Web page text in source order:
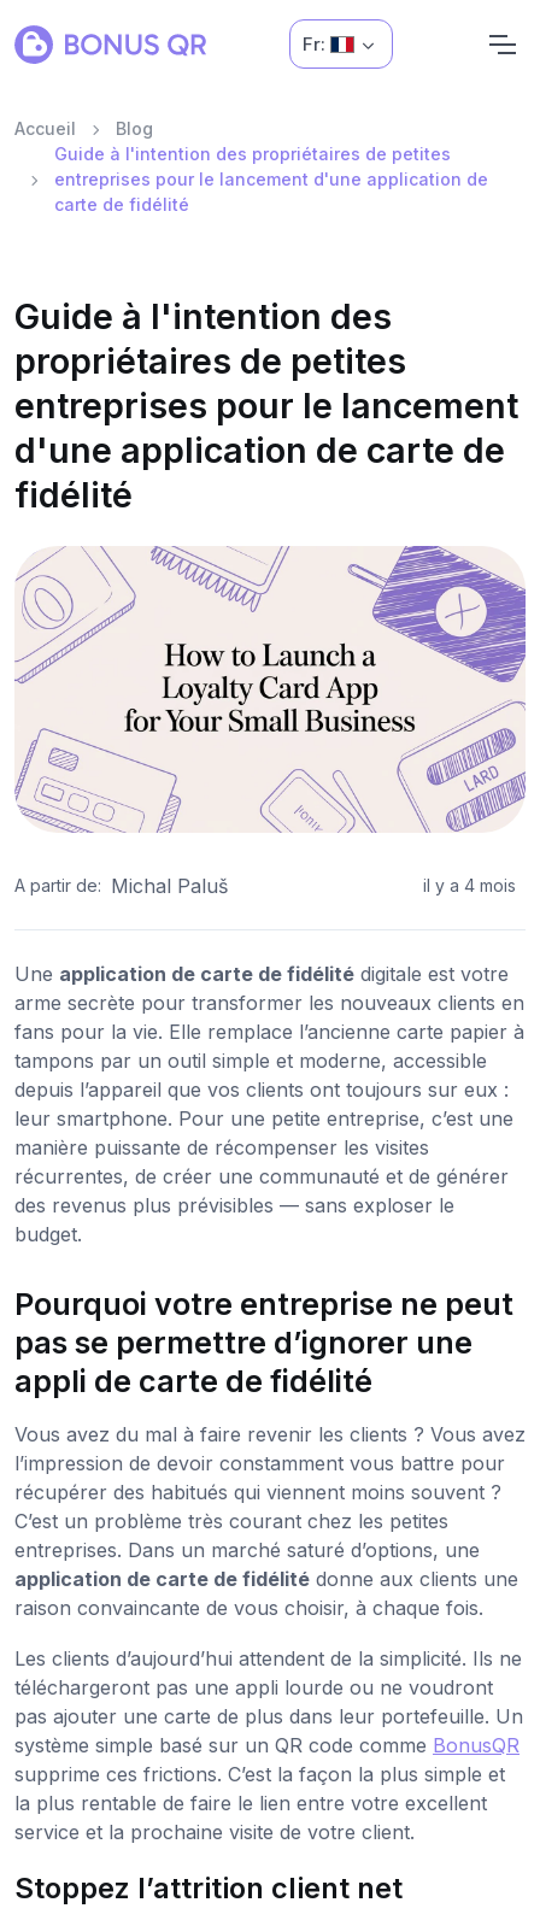
Fr:
Accueil
Blog
Guide à l'intention des propriétaires de petites
entreprises pour le lancement d'une application de
carte de fidélité
Guide à l'intention des
propriétaires de petites
entreprises pour le lancement
d'une application de carte de
fidélité
A partir de: Michal Paluš il y a 4 mois
Une application de carte de fidélité digitale est votre
arme secrète pour transformer les nouveaux clients en
fans pour la vie. Elle remplace l’ancienne carte papier à
tampons par un outil simple et moderne, accessible
depuis l’appareil que vos clients ont toujours sur eux :
leur smartphone. Pour une petite entreprise, c’est une
manière puissante de récompenser les visites
récurrentes, de créer une communauté et de générer
des revenus plus prévisibles — sans exploser le
budget.
Pourquoi votre entreprise ne peut
pas se permettre d’ignorer une
appli de carte de fidélité
Vous avez du mal à faire revenir les clients ? Vous avez
l’impression de devoir constamment vous battre pour
récupérer des habitués qui viennent moins souvent ?
C’est un problème très courant chez les petites
entreprises. Dans un marché saturé d’options, une
application de carte de fidélité donne aux clients une
raison convaincante de vous choisir, à chaque fois.
Les clients d’aujourd’hui attendent de la simplicité. Ils ne
téléchargeront pas une appli lourde ou ne voudront
pas ajouter une carte de plus dans leur portefeuille. Un
système simple basé sur un QR code comme BonusQR
supprime ces frictions. C’est la façon la plus simple et
la plus rentable de faire le lien entre votre excellent
service et la prochaine visite de votre client.
Stoppez l’attrition client net